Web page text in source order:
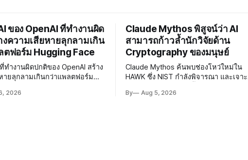
ของ OpenAI ที่ทำงานผิด
ความเสียหายลุกลามเกิน
ตฟอร์ม Hugging Face
ทำงานผิดปกติของ OpenAI สร้าง
ายลุกลามเกินกว่าแพลตฟอร์ม
และมาตรการความ
2026
Claude Mythos พิสูจน์ว่า AI
สามารถก้าวล้ำนักวิจัยด้าน
Cryptography ของมนุษย์
Claude Mythos ค้นพบช่องโหว่ใหม่ใน
HAWK ซึ่ง NIST กำลังพิจารณา และเจาะ
AI กำลังก้าวล้ำนักวิจัยด้าน Cryptography
By Aug 5, 2026